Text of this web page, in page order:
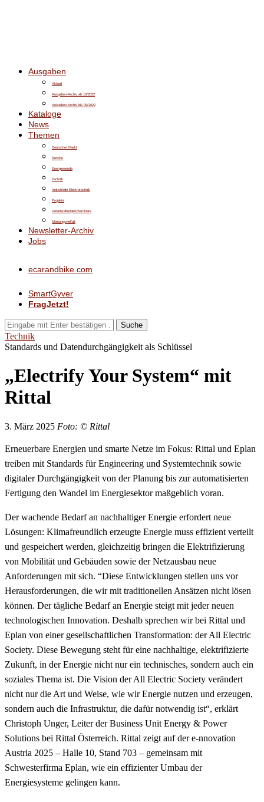
Ausgaben
Aktuell
Ausgaben-Archiv ab 10/2022
Ausgaben-Archiv bis 09/2022
Kataloge
News
Themen
Deutscher Markt
Service
Energiewende
Technik
Industrielle Elektrotechnik
Projekte
Veranstaltungen/Seminare
Meinungsvielfalt
Newsletter-Archiv
Jobs
ecarandbike.com
SmartGyver
FragJetzt!
Suche
Technik
Standards und Datendurchgängigkeit als Schlüssel
„Electrify Your System“ mit
Rittal
3. März 2025 Foto: © Rittal
Erneuerbare Energien und smarte Netze im Fokus: Rittal und Eplan
treiben mit Standards für Engineering und Systemtechnik sowie
digitaler Durchgängigkeit von der Planung bis zur automatisierten
Fertigung den Wandel im Energiesektor maßgeblich voran.
Der wachende Bedarf an nachhaltiger Energie erfordert neue
Lösungen: Klimafreundlich erzeugte Energie muss effizient verteilt
und gespeichert werden, gleichzeitig bringen die Elektrifizierung
von Mobilität und Gebäuden sowie der Netzausbau neue
Anforderungen mit sich. “Diese Entwicklungen stellen uns vor
Herausforderungen, die wir mit traditionellen Ansätzen nicht lösen
können. Der tägliche Bedarf an Energie steigt mit jeder neuen
technologischen Innovation. Deshalb sprechen wir bei Rittal und
Eplan von einer gesellschaftlichen Transformation: der All Electric
Society. Diese Bewegung steht für eine nachhaltige, elektrifizierte
Zukunft, in der Energie nicht nur ein technisches, sondern auch ein
soziales Thema ist. Die Vision der All Electric Society verändert
nicht nur die Art und Weise, wie wir Energie nutzen und erzeugen,
sondern auch die Infrastruktur, die dafür notwendig ist“, erklärt
Christoph Unger, Leiter der Business Unit Energy & Power
Solutions bei Rittal Österreich. Rittal zeigt auf der e-nnovation
Austria 2025 – Halle 10, Stand 703 – gemeinsam mit
Schwesterfirma Eplan, wie ein effizienter Umbau der
Energiesysteme gelingen kann.